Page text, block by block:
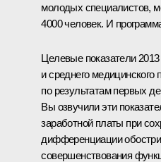
молодых специалистов,
4000 человек. И
Целевые показатели 2013
и среднего
по результатам первых
Вы озвучили эти
заработной платы при
дифференциации
совершенствования